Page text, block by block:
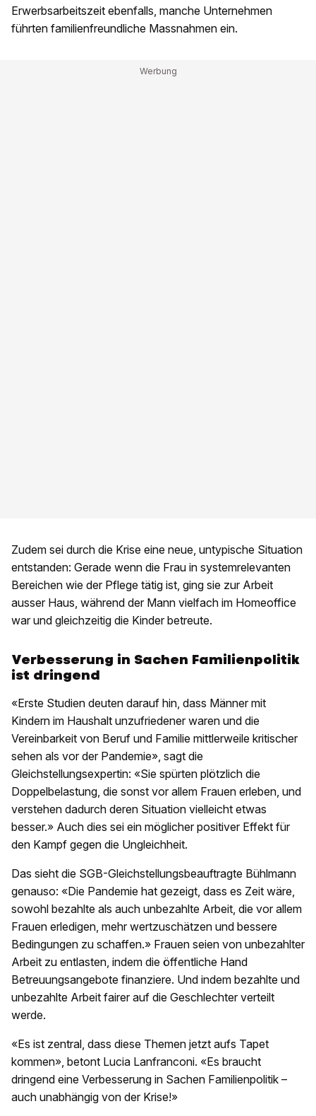
Erwerbsarbeitszeit ebenfalls, manche Unternehmen
führten familienfreundliche Massnahmen ein.
Zudem sei durch die Krise eine neue, untypische Situation
entstanden: Gerade wenn die Frau in systemrelevanten
Bereichen wie der Pflege tätig ist, ging sie zur Arbeit
ausser Haus, während der Mann vielfach im Homeoffice
war und gleichzeitig die Kinder betreute.
Verbesserung in Sachen Familienpolitik
ist dringend
«Erste Studien deuten darauf hin, dass Männer mit
Kindern im Haushalt unzufriedener waren und die
Vereinbarkeit von Beruf und Familie mittlerweile kritischer
sehen als vor der Pandemie», sagt die
Gleichstellungsexpertin: «Sie spürten plötzlich die
Doppelbelastung, die sonst vor allem Frauen erleben, und
verstehen dadurch deren Situation vielleicht etwas
besser.» Auch dies sei ein möglicher positiver Effekt für
den Kampf gegen die Ungleichheit.
Das sieht die SGB-Gleichstellungsbeauftragte Bühlmann
genauso: «Die Pandemie hat gezeigt, dass es Zeit wäre,
sowohl bezahlte als auch unbezahlte Arbeit, die vor allem
Frauen erledigen, mehr wertzuschätzen und bessere
Bedingungen zu schaffen.» Frauen seien von unbezahlter
Arbeit zu entlasten, indem die öffentliche Hand
Betreuungsangebote finanziere. Und indem bezahlte und
unbezahlte Arbeit fairer auf die Geschlechter verteilt
werde.
«Es ist zentral, dass diese Themen jetzt aufs Tapet
kommen», betont Lucia Lanfranconi. «Es braucht
dringend eine Verbesserung in Sachen Familienpolitik –
auch unabhängig von der Krise!»